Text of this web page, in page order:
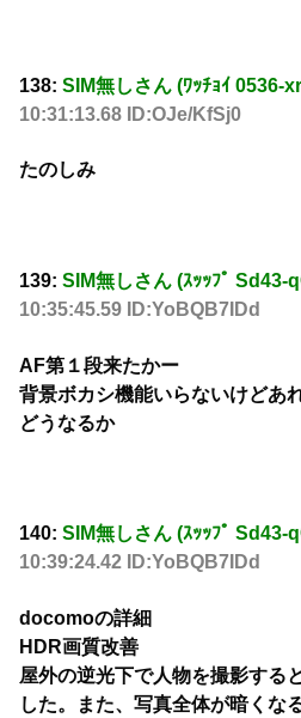
138: SIM無しさん (ﾜｯﾁｮｲ 0536-
10:31:13.68 ID:OJe/KfSj0
たのしみ
139: SIM無しさん (ｽｯｯﾌﾟ Sd43-
10:35:45.59 ID:YoBQB7IDd
AF第１段来たかー
背景ボカシ機能いらないけどあ
どうなるか
140: SIM無しさん (ｽｯｯﾌﾟ Sd43-
10:39:24.42 ID:YoBQB7IDd
docomoの詳細
HDR画質改善
屋外の逆光下で人物を撮影する
した。また、写真全体が暗くな